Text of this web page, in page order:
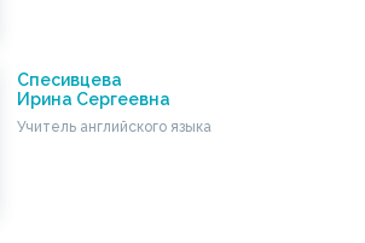
Спесивцева
Ирина Сергеевна
Учитель английского языка